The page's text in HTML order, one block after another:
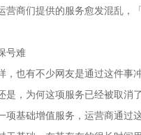
营商们提供的服务愈发混乱，
号难
，也有不少网友是通过这件事
是，为何这项服务已经被取消
项基础增值服务，运营商通